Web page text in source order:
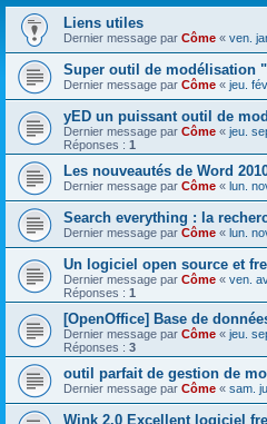
Liens utiles
Dernier message par Côme « ven.
Super outil de modélisation
Dernier message par Côme « jeu.
yED un puissant outil de
Dernier message par Côme « jeu.
Réponses : 1
Les nouveautés de Word
Dernier message par Côme « lun.
Search everything : la
Dernier message par Côme « lun.
Un logiciel open source et
Dernier message par Côme « ven.
Réponses : 1
[OpenOffice] Base de
Dernier message par Côme « jeu.
Réponses : 3
outil parfait de gestion de
Dernier message par Côme « sam.
Wink 2.0 Excellent logiciel